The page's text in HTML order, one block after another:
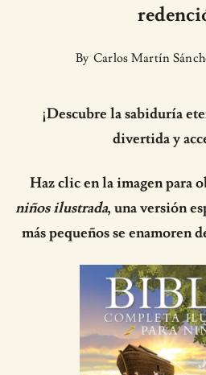
By Carlos Martín
¡Descubre la sabiduría
divertida y
Haz clic en la imagen para
niños ilustrada, una versión
más pequeños se enamoren